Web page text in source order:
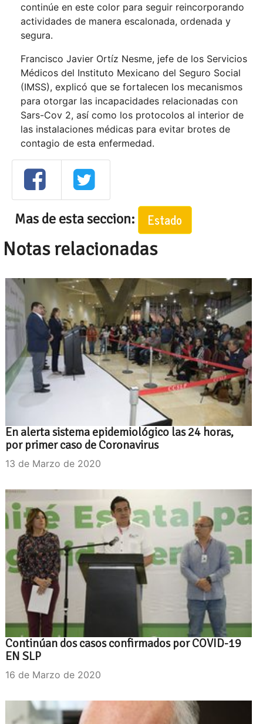
continúe en este color para seguir reincorporando
actividades de manera escalonada, ordenada y
segura.
Francisco Javier Ortíz Nesme, jefe de los Servicios
Médicos del Instituto Mexicano del Seguro Social
(IMSS), explicó que se fortalecen los mecanismos
para otorgar las incapacidades relacionadas con
Sars-Cov 2, así como los protocolos al interior de
las instalaciones médicas para evitar brotes de
contagio de esta enfermedad.
Mas de esta seccion: Estado
Notas relacionadas
En alerta sistema epidemiológico las 24 horas,
por primer caso de Coronavirus
13 de Marzo de 2020
Continúan dos casos confirmados por COVID-19
EN SLP
16 de Marzo de 2020